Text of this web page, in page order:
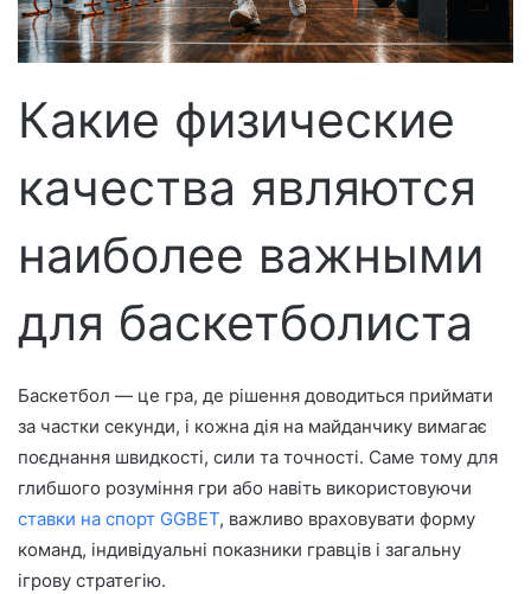
ь
м
Какие физические
качества являются
наиболее важными
для баскетболиста
Баскетбол — це гра, де рішення доводиться приймати
за частки секунди, і кожна дія на майданчику вимагає
поєднання швидкості, сили та точності. Саме тому для
глибшого розуміння гри або навіть використовуючи
ставки на спорт GGBET, важливо враховувати форму
команд, індивідуальні показники гравців і загальну
ігрову стратегію.